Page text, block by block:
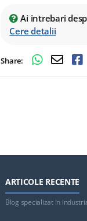
Ai intrebari
Cere detalii
Share:
ARTICOLE RECENTE
Blog specializat in